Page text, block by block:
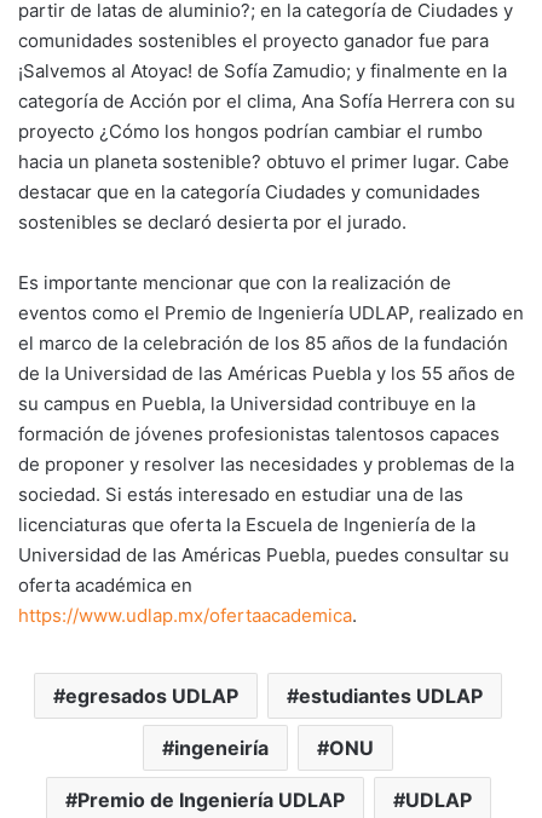
partir de latas de aluminio?; en la categoría de Ciudades y
comunidades sostenibles el proyecto ganador fue para
¡Salvemos al Atoyac! de Sofía Zamudio; y finalmente en la
categoría de Acción por el clima, Ana Sofía Herrera con su
proyecto ¿Cómo los hongos podrían cambiar el rumbo
hacia un planeta sostenible? obtuvo el primer lugar. Cabe
destacar que en la categoría Ciudades y comunidades
sostenibles se declaró desierta por el jurado.
Es importante mencionar que con la realización de
eventos como el Premio de Ingeniería UDLAP, realizado en
el marco de la celebración de los 85 años de la fundación
de la Universidad de las Américas Puebla y los 55 años de
su campus en Puebla, la Universidad contribuye en la
formación de jóvenes profesionistas talentosos capaces
de proponer y resolver las necesidades y problemas de la
sociedad. Si estás interesado en estudiar una de las
licenciaturas que oferta la Escuela de Ingeniería de la
Universidad de las Américas Puebla, puedes consultar su
oferta académica en
https://www.udlap.mx/ofertaacademica.
egresados UDLAP estudiantes UDLAP
ingeneiría ONU
Premio de Ingeniería UDLAP UDLAP